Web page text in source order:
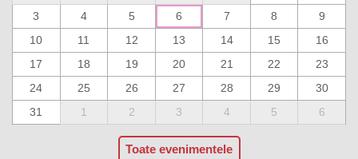
3
4 5 6 7 8
9
10
11 12 13 14 15
16
17
18 19 20 21 22
23
24
25 26 27 28 29
30
31
1 2 3 4 5 6
Toate evenimentele